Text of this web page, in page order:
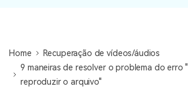
Home
Recuperação de vídeos/áudios
9 maneiras de resolver o problema do erro
reproduzir o arquivo"